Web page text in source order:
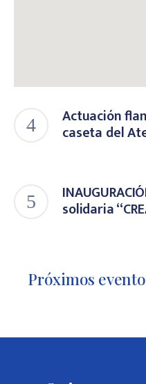
Actuación
caseta del
solidaria
Próximos